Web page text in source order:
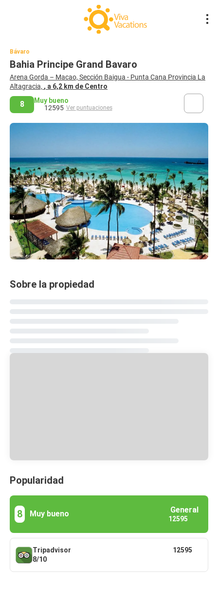
Bávaro
Bahia Principe Grand Bavaro
Arena Gorda – Macao, Sección Baigua - Punta Cana Provincia La
Altagracia, , a 6,2 km de Centro
8
Muy bueno
12595 Ver puntuaciones
Sobre la propiedad
Popularidad
8 Muy bueno General
12595
Tripadvisor
8/10
12595